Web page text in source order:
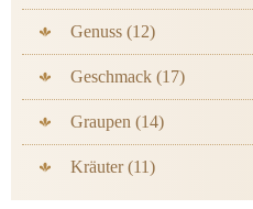
Genuss (12)
Geschmack (17)
Graupen (14)
Kräuter (11)